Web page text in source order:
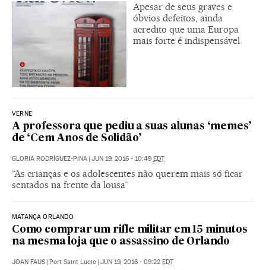
Apesar de seus graves e
óbvios defeitos, ainda
acredito que uma Europa
mais forte é indispensável
VERNE
A professora que pediu a suas alunas ‘memes’
de ‘Cem Anos de Solidão’
GLORIA RODRÍGUEZ-PINA | JUN 19, 2016 - 10:49 EDT
“As crianças e os adolescentes não querem mais só ficar
sentados na frente da lousa”
MATANÇA ORLANDO
Como comprar um rifle militar em 15 minutos
na mesma loja que o assassino de Orlando
JOAN FAUS | Port Saint Lucie | JUN 19, 2016 - 09:22 EDT